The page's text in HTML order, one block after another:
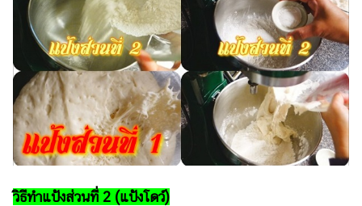
วิธีทำแป้งส่วนที่ 2 (แป้งโดว์)